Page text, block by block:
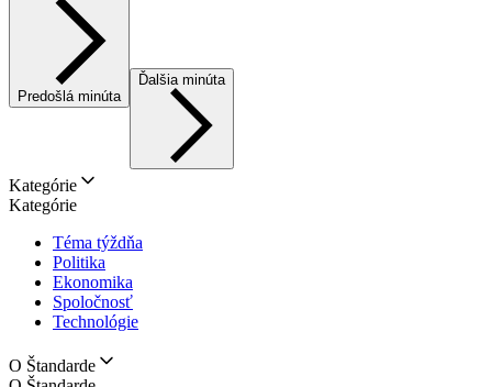
Predošlá minúta
Ďalšia minúta
Kategórie
Kategórie
Téma týždňa
Politika
Ekonomika
Spoločnosť
Technológie
O Štandarde